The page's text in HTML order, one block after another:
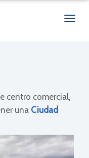
centro comercial,
una Ciudad